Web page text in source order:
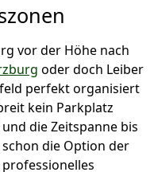
vor der Höhe nach
oder doch Leiber
perfekt organisiert
kein Parkplatz
die Zeitspanne bis
die Option der